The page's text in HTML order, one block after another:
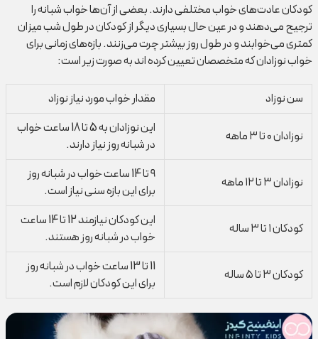
کودکان عادت‌های خواب مختلفی دارند. بعضی از آن‌ها خواب شبانه را
ترجیح می‌دهند و در عین حال بسیاری دیگر از کودکان در طول شب میزان
کمتری می‌خوابند و در طول روز بیشتر چرت می‌زنند. بازه‌های زمانی برای
خواب نوزادان که متخصصان تعیین کرده اند به صورت زیر است:
سن نوزاد مقدار خواب مورد نیاز نوزاد
نوزادان ۰ تا ۳ ماهه
این نوزادان به 5 تا 18 ساعت خواب
در شبانه روز نیاز دارند.
نوزادان ۳ تا ۱۲ ماهه
۹ تا 14 ساعت خواب در شبانه روز
برای این بازه سنی نیاز است.
کودکان ۱ تا ۳ ساله
این کودکان نیازمند 12 تا 14 ساعت
خواب در شبانه روز هستند.
کودکان ۳ تا ۵ ساله
11 تا 13 ساعت خواب در شبانه روز
برای این کودکان لازم است.